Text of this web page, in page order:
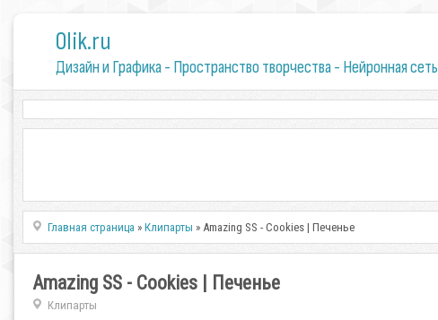
0lik.ru
Дизайн и Графика - Пространство творчества - Нейронная сеть
Главная страница »Клипарты » Amazing SS - Cookies | Печенье
Amazing SS - Cookies | Печенье
Клипарты